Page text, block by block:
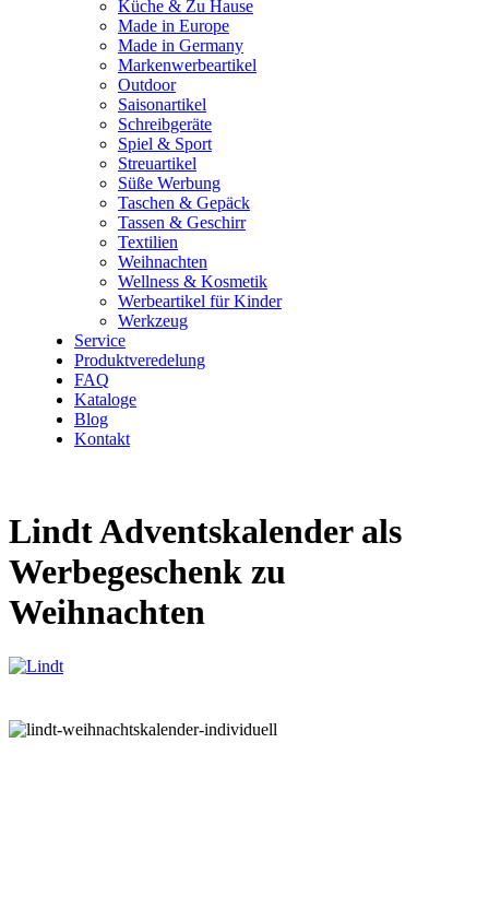
Küche & Zu Hause
Made in Europe
Made in Germany
Markenwerbeartikel
Outdoor
Saisonartikel
Schreibgeräte
Spiel & Sport
Streuartikel
Süße Werbung
Taschen & Gepäck
Tassen & Geschirr
Textilien
Weihnachten
Wellness & Kosmetik
Werbeartikel für Kinder
Werkzeug
Service
Produktveredelung
FAQ
Kataloge
Blog
Kontakt
Lindt Adventskalender als
Werbegeschenk zu
Weihnachten